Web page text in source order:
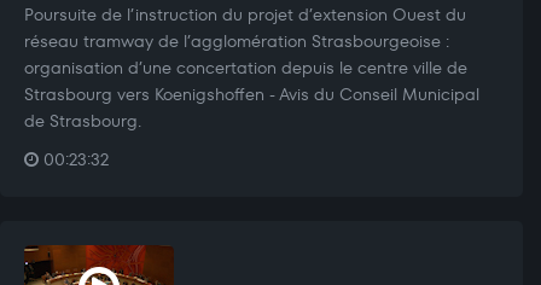
Poursuite de l’instruction du projet d’extension Ouest du
réseau tramway de l’agglomération Strasbourgeoise :
organisation d’une concertation depuis le centre ville de
Strasbourg vers Koenigshoffen - Avis du Conseil Municipal
de Strasbourg.
00:23:32